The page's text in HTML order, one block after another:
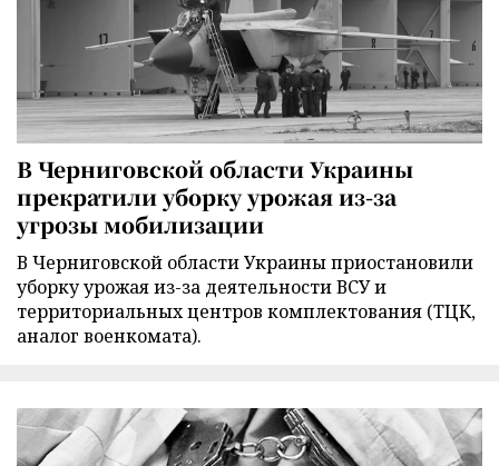
В Черниговской области Украины
прекратили уборку урожая из-за
угрозы мобилизации
В Черниговской области Украины приостановили
уборку урожая из-за деятельности ВСУ и
территориальных центров комплектования (ТЦК,
аналог военкомата).